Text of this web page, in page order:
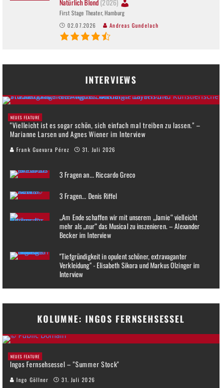
Natürlich Blond (2026)
First Stage Theater, Hamburg
02.07.2026 Andreas Gundelach
INTERVIEWS
NEUES FEATURE
"Vielleicht ist es sogar schön, sich einfach mal treiben zu lassen." –
Marianne Larsen und Agnes Wiener im Interview
Frank Guevara Pérez 31. Juli 2026
3 Fragen an... Riccardo Greco
3 Fragen... Denis Riffel
„Am Ende schaffen wir mit unserem „Jamie“ vielleicht
mehr als „nur“ das Musical zu inszenieren. – Alexander
Becker im Interview
"Tiefgründigkeit in opulent schöner, extravaganter
Verkleidung" - Elisabeth Sikora und Markus Olzinger im
Interview
KOLUMNE: INGOS FERNSEHSESSEL
NEUES FEATURE
Ingos Fernsehsessel – "Summer Stock"
Ingo Göllner 31. Juli 2026